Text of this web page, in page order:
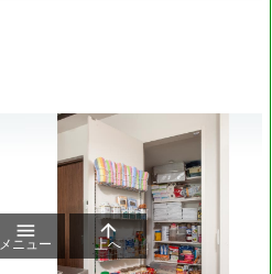

メニュー

上へ